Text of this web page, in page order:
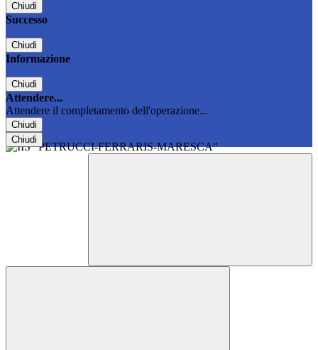
Chiudi
Successo
Chiudi
Informazione
Chiudi
Attendere...
Attendere il completamento dell'operazione...
Chiudi
Chiudi